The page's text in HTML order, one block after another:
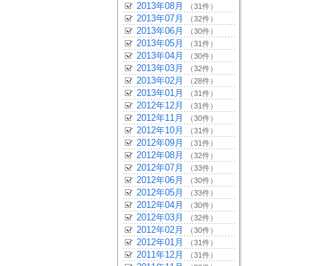
2013年08月 （31件）
2013年07月 （32件）
2013年06月 （30件）
2013年05月 （31件）
2013年04月 （30件）
2013年03月 （32件）
2013年02月 （28件）
2013年01月 （31件）
2012年12月 （31件）
2012年11月 （30件）
2012年10月 （31件）
2012年09月 （31件）
2012年08月 （32件）
2012年07月 （33件）
2012年06月 （30件）
2012年05月 （33件）
2012年04月 （30件）
2012年03月 （32件）
2012年02月 （30件）
2012年01月 （31件）
2011年12月 （31件）